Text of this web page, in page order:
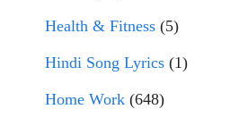
Health & Fitness (5)
Hindi Song Lyrics (1)
Home Work (648)